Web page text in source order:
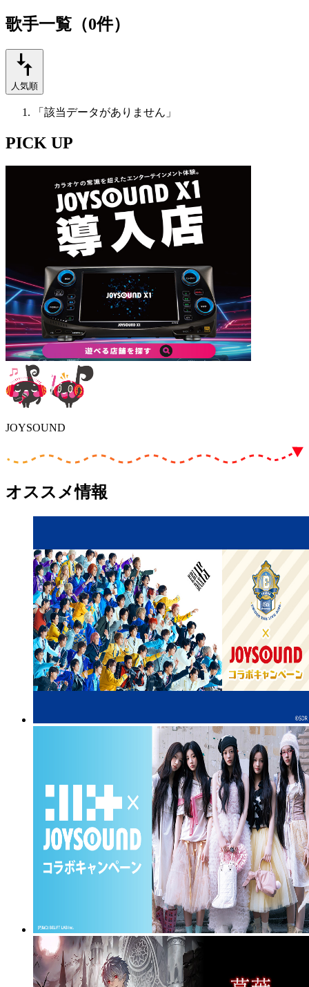
歌手一覧（0件）
人気順
「該当データがありません」
PICK UP
JOYSOUND
オススメ情報